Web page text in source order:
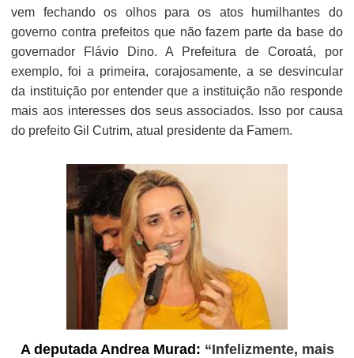
vem fechando os olhos para os atos humilhantes do
governo contra prefeitos que não fazem parte da base do
governador Flávio Dino. A Prefeitura de Coroatá, por
exemplo, foi a primeira, corajosamente, a se desvincular
da instituição por entender que a instituição não responde
mais aos interesses dos seus associados. Isso por causa
do prefeito Gil Cutrim, atual presidente da Famem.
A deputada Andrea Murad: “Infelizmente, mais